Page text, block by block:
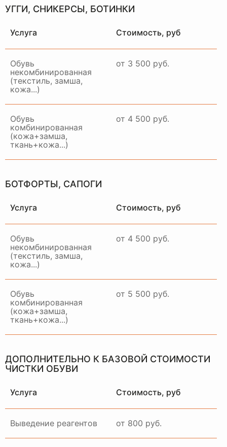
УГГИ, СНИКЕРСЫ, БОТИНКИ
Услуга Стоимость, руб
Обувь
некомбинированная
(текстиль, замша,
кожа...)
от 3 500 руб.
Обувь
комбинированная
(кожа+замша,
ткань+кожа...)
от 4 500 руб.
БОТФОРТЫ, САПОГИ
Услуга Стоимость, руб
Обувь
некомбинированная
(текстиль, замша,
кожа...)
от 4 500 руб.
Обувь
комбинированная
(кожа+замша,
ткань+кожа...)
от 5 500 руб.
ДОПОЛНИТЕЛЬНО К БАЗОВОЙ СТОИМОСТИ
ЧИСТКИ ОБУВИ
Услуга Стоимость, руб
Выведение реагентов от 800 руб.